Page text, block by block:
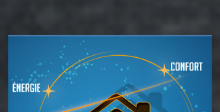
Barre
latérale
principale